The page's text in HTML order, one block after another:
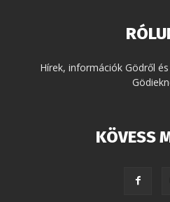
Hírek, információk Gödről
KÖVESS